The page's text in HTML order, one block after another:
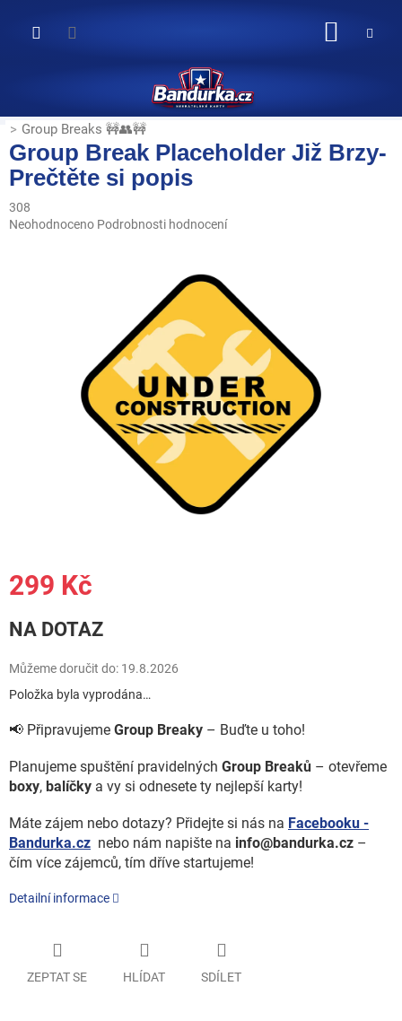
obsah
Group Breaks 🚧👥🚧
Group Break Placeholder Již Brzy-
Prečtěte si popis
308
Průměrné
Neohodnoceno Podrobnosti hodnocení
299 Kč
cena:
NA DOTAZ
Můžeme doručit do: 19.8.2026
Položka byla vyprodána…
📢 Připravujeme Group Breaky – Buďte u toho!
Planujeme spuštění pravidelných Group Breaků – otevřeme
boxy, balíčky a vy si odnesete ty nejlepší karty!
Máte zájem nebo dotazy? Přidejte si nás na Facebooku -
Bandurka.cz nebo nám napište na info@bandurka.cz –
čím více zájemců, tím dříve startujeme!
Detailní informace
ZEPTAT SE HLÍDAT SDÍLET